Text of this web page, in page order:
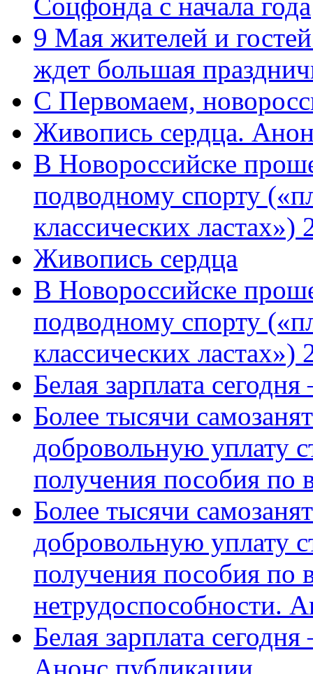
Соцфонда с начала года
9 Мая жителей и
ждет большая
C Первомаем,
Живопись сердца.
В Новороссийске
подводному спорту
классических
Живопись сердца
В Новороссийске
подводному спорту
классических ластах»)
Белая зарплата
Более тысячи
добровольную уплату
получения пособия по
Более тысячи
добровольную уплату
получения пособия по
нетрудоспособности.
Белая зарплата